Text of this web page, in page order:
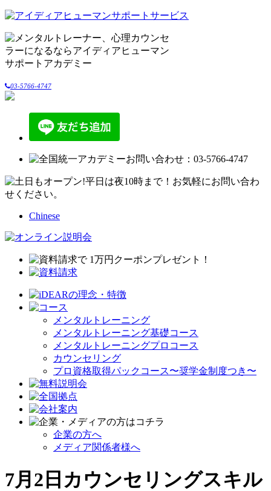
03-5766-4747
Chinese
メンタルトレーニング
メンタルトレーニング基礎コース
メンタルトレーニングプロコース
カウンセリング
プロ資格取得パックコース〜奨学金制度つき〜
企業の方へ
メディア関係者様へ
7月2日カウンセリングスキル